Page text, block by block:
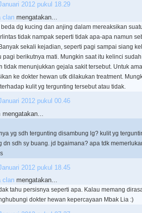
2012 pukul 18.29
clan mengatakan...
dg kucing dan anjing dalam mereaksikan
tidak nampak seperti tidak apa-apa namun
sekali kejadian, seperti pagi sampai siang
pagi berikutnya mati. Mungkin saat itu kelinci
tidak menunjukkan gejala sakit tersebut. Untuk
ke dokter hewan utk dilakukan treatment.
kulit yg tergunting tersebut atau tidak.
2012 pukul 00.46
yg sdh tergunting disambung lg? kulit yg
dn sdh sy buang. jd bgaimana? apa tdk
2012 pukul 18.45
clan mengatakan...
tahu persisnya seperti apa. Kalau memang
dokter hewan kepercayaan Mbak Lia :)